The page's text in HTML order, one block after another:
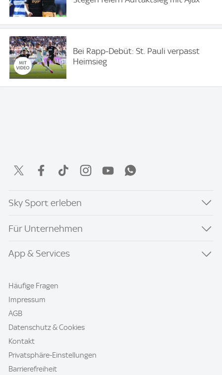
Bei Rapp-Debüt: St. Pauli verpasst
Heimsieg
Sky Sport erleben
Für Unternehmen
App & Services
Häufige Fragen
Impressum
AGB
Datenschutz & Cookies
Kontakt
Privatsphäre-Einstellungen
Barrierefreiheit